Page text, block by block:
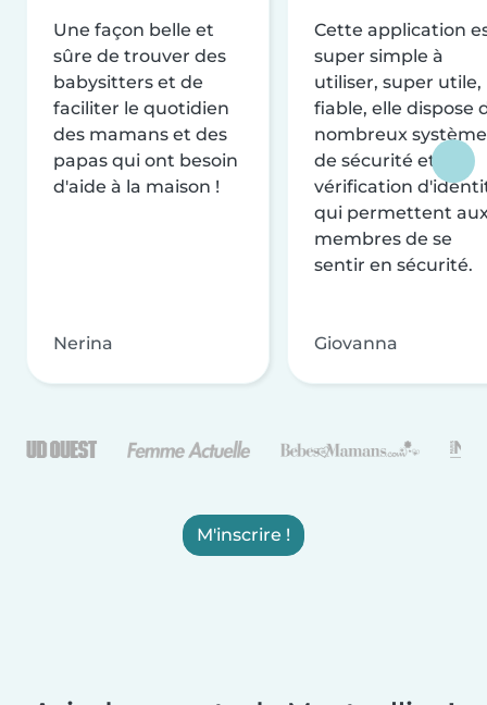
Une façon belle et
sûre de trouver des
babysitters et de
faciliter le quotidien
des mamans et des
papas qui ont besoin
d'aide à la maison !
Nerina
Cette application
super simple à
utiliser, super utile,
fiable, elle dispose
nombreux
de sécurité et de
vérification
qui permettent
membres de se
sentir en sécurité.
Giovanna
M'inscrire !